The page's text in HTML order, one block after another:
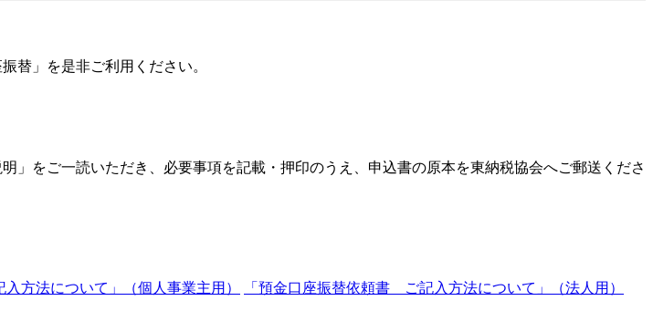
替」を是非ご利用ください。
」をご一読いただき、必要事項を記載・押印のうえ、申込書の原本を東納税協会へご郵送くださ
方法について」 （個人事業主用） 「預金口座振替依頼書 ご記入方法について」 （法人用）